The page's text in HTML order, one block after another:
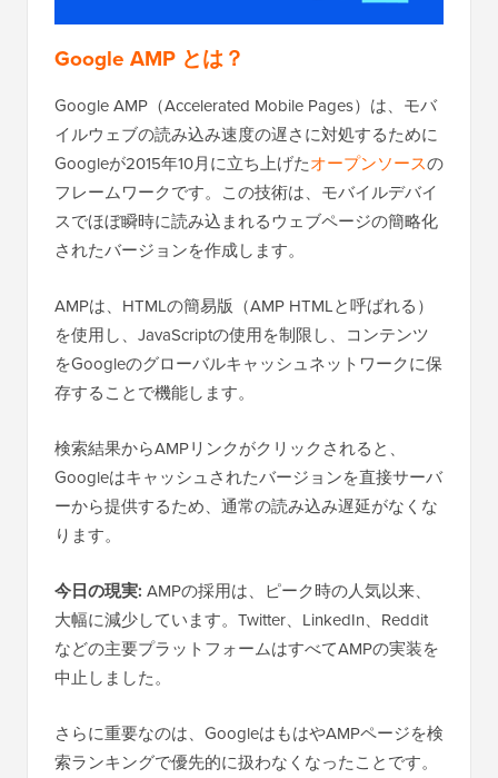
Google AMP とは？
Google AMP（Accelerated Mobile Pages）は、モバ
イルウェブの読み込み速度の遅さに対処するために
Googleが2015年10月に立ち上げたオープンソースの
フレームワークです。この技術は、モバイルデバイ
スでほぼ瞬時に読み込まれるウェブページの簡略化
されたバージョンを作成します。
AMPは、HTMLの簡易版（AMP HTMLと呼ばれる）
を使用し、JavaScriptの使用を制限し、コンテンツ
をGoogleのグローバルキャッシュネットワークに保
存することで機能します。
検索結果からAMPリンクがクリックされると、
Googleはキャッシュされたバージョンを直接サーバ
ーから提供するため、通常の読み込み遅延がなくな
ります。
今日の現実: AMPの採用は、ピーク時の人気以来、
大幅に減少しています。Twitter、LinkedIn、Reddit
などの主要プラットフォームはすべてAMPの実装を
中止しました。
さらに重要なのは、GoogleはもはやAMPページを検
索ランキングで優先的に扱わなくなったことです。